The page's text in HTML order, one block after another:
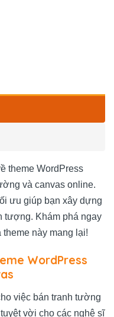
theme WordPress
và canvas online.
ưu giúp bạn xây dựng
tượng. Khám phá ngay
này mang lại!
WordPress
việc bán tranh tường
vời cho các nghệ sĩ